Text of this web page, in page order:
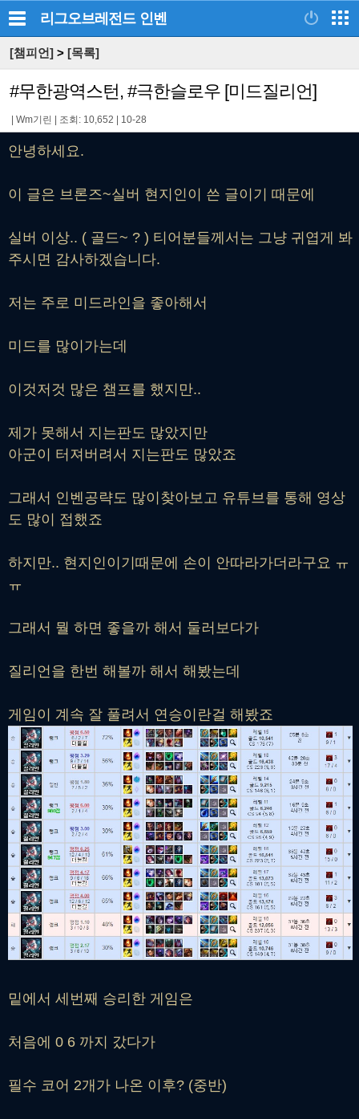
리그오브레전드 인벤
[챔피언] > [목록]
#무한광역스턴, #극한슬로우 [미드질리언]
Wm기린 조회: 10,652 10-28
안녕하세요.
이 글은 브론즈~실버 현지인이 쓴 글이기 때문에
실버 이상.. ( 골드~ ? ) 티어분들께서는 그냥 귀엽게 봐
주시면 감사하겠습니다.
저는 주로 미드라인을 좋아해서
미드를 많이가는데
이것저것 많은 챔프를 했지만..
제가 못해서 지는판도 많았지만
아군이 터져버려서 지는판도 많았죠
그래서 인벤공략도 많이찾아보고 유튜브를 통해 영상
도 많이 접했죠
하지만.. 현지인이기때문에 손이 안따라가더라구요 ㅠ
ㅠ
그래서 뭘 하면 좋을까 해서 둘러보다가
질리언을 한번 해볼까 해서 해봤는데
게임이 계속 잘 풀려서 연승이란걸 해봤죠
밑에서 세번째 승리한 게임은
처음에 0 6 까지 갔다가
필수 코어 2개가 나온 이후? (중반)